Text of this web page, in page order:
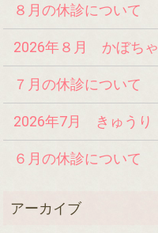
８月の休診について
2026年８月 かぼちゃ
７月の休診について
2026年7月 きゅうり
６月の休診について